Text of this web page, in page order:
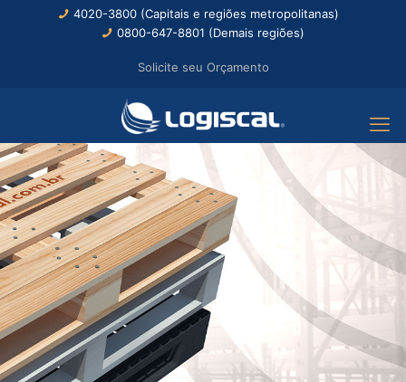
4020-3800 (Capitais e regiões metropolitanas)
0800-647-8801 (Demais regiões)
Solicite seu Orçamento